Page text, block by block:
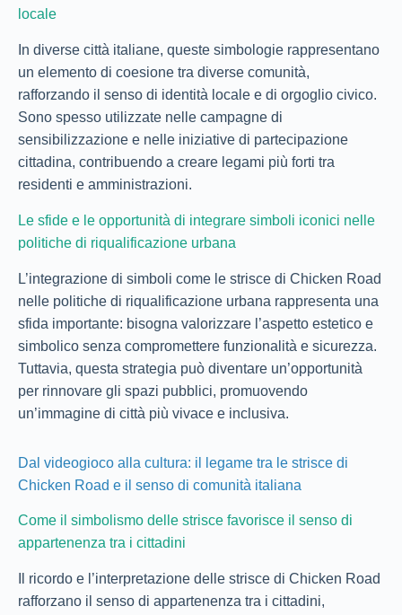
locale
In diverse città italiane, queste simbologie rappresentano
un elemento di coesione tra diverse comunità,
rafforzando il senso di identità locale e di orgoglio civico.
Sono spesso utilizzate nelle campagne di
sensibilizzazione e nelle iniziative di partecipazione
cittadina, contribuendo a creare legami più forti tra
residenti e amministrazioni.
Le sfide e le opportunità di integrare simboli iconici nelle
politiche di riqualificazione urbana
L’integrazione di simboli come le strisce di Chicken Road
nelle politiche di riqualificazione urbana rappresenta una
sfida importante: bisogna valorizzare l’aspetto estetico e
simbolico senza compromettere funzionalità e sicurezza.
Tuttavia, questa strategia può diventare un’opportunità
per rinnovare gli spazi pubblici, promuovendo
un’immagine di città più vivace e inclusiva.
Dal videogioco alla cultura: il legame tra le strisce di
Chicken Road e il senso di comunità italiana
Come il simbolismo delle strisce favorisce il senso di
appartenenza tra i cittadini
Il ricordo e l’interpretazione delle strisce di Chicken Road
rafforzano il senso di appartenenza tra i cittadini,